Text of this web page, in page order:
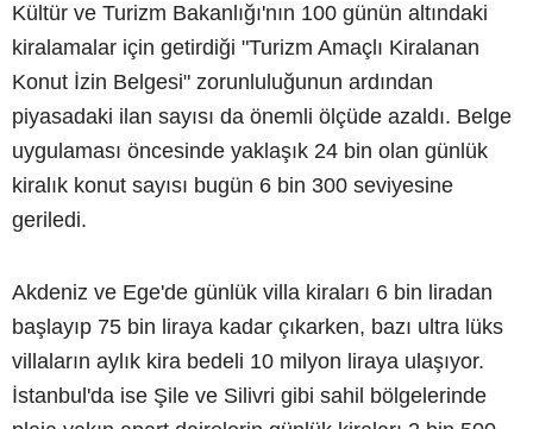
Kültür ve Turizm Bakanlığı'nın 100 günün altındaki
kiralamalar için getirdiği "Turizm Amaçlı Kiralanan
Konut İzin Belgesi" zorunluluğunun ardından
piyasadaki ilan sayısı da önemli ölçüde azaldı. Belge
uygulaması öncesinde yaklaşık 24 bin olan günlük
kiralık konut sayısı bugün 6 bin 300 seviyesine
geriledi.
Akdeniz ve Ege'de günlük villa kiraları 6 bin liradan
başlayıp 75 bin liraya kadar çıkarken, bazı ultra lüks
villaların aylık kira bedeli 10 milyon liraya ulaşıyor.
İstanbul'da ise Şile ve Silivri gibi sahil bölgelerinde